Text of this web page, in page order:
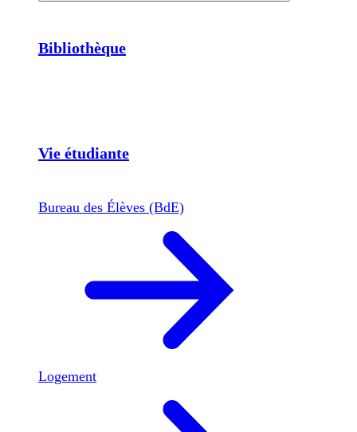
Bibliothèque
Vie étudiante
Bureau des Élèves (BdE)
Logement